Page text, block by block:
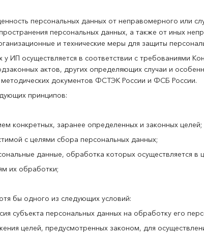
персональных данных от неправомерного или
персональных данных, а также от иных
и технические меры для защиты
ИП осуществляется в соответствии с требованиями
актов, других определяющих случаи и
документов ФСТЭК России и ФСБ России.
принципов:
конкретных, заранее определенных и законных целей;
с целями сбора персональных данных;
данные, обработка которых осуществляется в
их обработки;
бы одного из следующих условий:
субъекта персональных данных на обработку его
целей, предусмотренных законом, для